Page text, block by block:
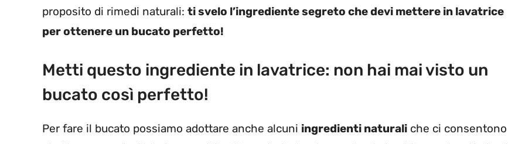
proposito di rimedi naturali: ti svelo l’ingrediente segreto che devi mettere in lavatrice
per ottenere un bucato perfetto!
Metti questo ingrediente in lavatrice: non hai mai visto un
bucato così perfetto!
Per fare il bucato possiamo adottare anche alcuni ingredienti naturali che ci consentono